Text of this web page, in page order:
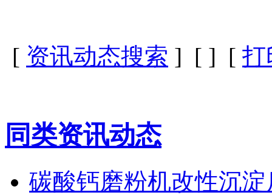
[ 资讯动态搜索 ] [ ] [ 打
同类资讯动态
碳酸钙磨粉机改性沉